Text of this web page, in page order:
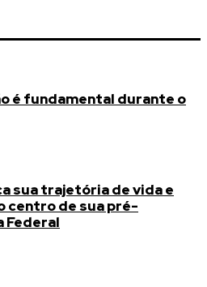
é fundamental durante o
sua trajetória de vida e
centro de sua pré-
Federal